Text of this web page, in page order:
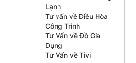
Lạnh
Tư vấn về Điều Hòa
Công Trình
Tư Vấn về Đồ Gia
Dụng
Tư Vấn về Tivi